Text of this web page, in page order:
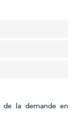
la demande en